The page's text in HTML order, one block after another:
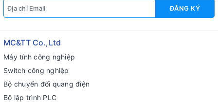
ĐĂNG KÝ
MC&TT Co.,Ltd
Máy tính công nghiệp
Switch công nghiệp
Bộ chuyển đổi quang điện
Bộ lập trình PLC